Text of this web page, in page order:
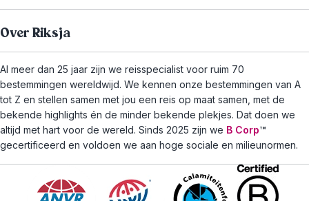
Over Riksja
Al meer dan 25 jaar zijn we reisspecialist voor ruim 70
bestemmingen wereldwijd. We kennen onze bestemmingen van A
tot Z en stellen samen met jou een reis op maat samen, met de
bekende highlights én de minder bekende plekjes. Dat doen we
altijd met hart voor de wereld. Sinds 2025 zijn we B Corp™
gecertificeerd en voldoen we aan hoge sociale en milieunormen.